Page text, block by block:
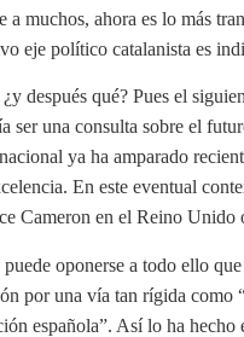
muchos, ahora es lo más
eje político catalanista es
después qué? Pues el
ser una consulta sobre el
ya ha amparado
En este eventual
Cameron en el Reino Unido
oponerse a todo ello
por una vía tan rígida
española”. Así lo ha